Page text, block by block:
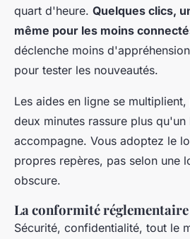
quart d'heure. Quelques clics,
même pour les moins
déclenche moins
pour tester les nouveautés.
Les aides en ligne se
deux minutes rassure plus
accompagne. Vous adoptez le
propres repères, pas selon une
obscure.
La conformité
Sécurité, confidentialité, tout le